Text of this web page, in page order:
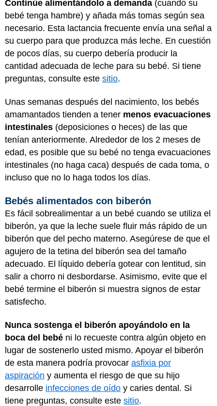
Continúe alimentándolo a demanda (cuando su
bebé tenga hambre) y añada más tomas según sea
necesario. Esta lactancia frecuente envía una señal a
su cuerpo para que produzca más leche. En cuestión
de pocos días, su cuerpo debería producir la
cantidad adecuada de leche para su bebé. Si tiene
preguntas, consulte este sitio.
Unas semanas después del nacimiento, los bebés
amamantados tienden a tener menos evacuaciones
intestinales (deposiciones o heces) de las que
tenían anteriormente. Alrededor de los 2 meses de
edad, es posible que su bebé no tenga evacuaciones
intestinales (no haga caca) después de cada toma, o
incluso que no lo haga todos los días.
Bebés alimentados con biberón
Es fácil sobrealimentar a un bebé cuando se utiliza el
biberón, ya que la leche suele fluir más rápido de un
biberón que del pecho materno. Asegúrese de que el
agujero de la tetina del biberón sea del tamaño
adecuado. El líquido debería gotear con lentitud, sin
salir a chorro ni desbordarse. Asimismo, evite que el
bebé termine el biberón si muestra signos de estar
satisfecho.
Nunca sostenga el biberón apoyándolo en la
boca del bebé ni lo recueste contra algún objeto en
lugar de sostenerlo usted mismo. Apoyar el biberón
de esta manera podría provocar asfixia por
aspiración y aumenta el riesgo de que su hijo
desarrolle infecciones de oído y caries dental. Si
tiene preguntas, consulte este sitio.